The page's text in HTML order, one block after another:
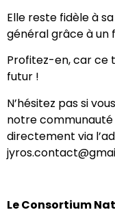
Elle reste fidèle à
général grâce à un
Profitez-en, car ce
futur !
N’hésitez pas si
notre communauté
directement via
Le Consortium